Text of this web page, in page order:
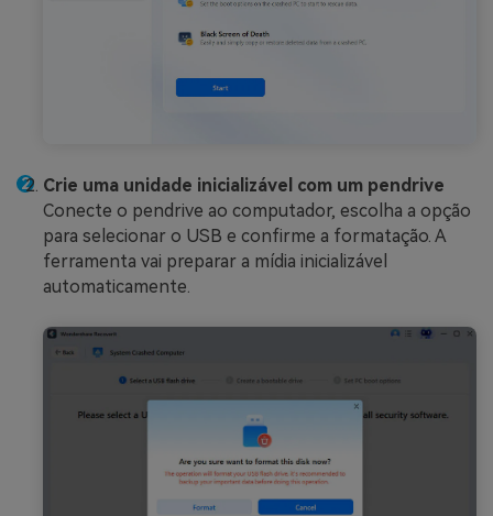
Crie uma unidade inicializável com um pendrive
Conecte o pendrive ao computador, escolha a opção
para selecionar o USB e confirme a formatação. A
ferramenta vai preparar a mídia inicializável
automaticamente.